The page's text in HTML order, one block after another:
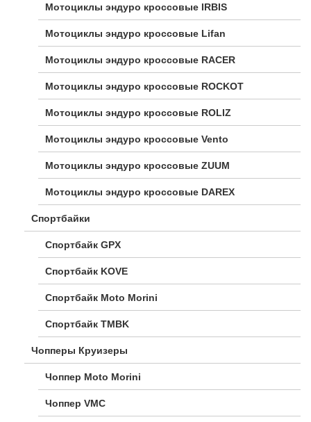
Мотоциклы эндуро кроссовые IRBIS
Мотоциклы эндуро кроссовые Lifan
Мотоциклы эндуро кроссовые RACER
Мотоциклы эндуро кроссовые ROCKOT
Мотоциклы эндуро кроссовые ROLIZ
Мотоциклы эндуро кроссовые Vento
Мотоциклы эндуро кроссовые ZUUM
Мотоциклы эндуро кроссовые DAREX
Спортбайки
Спортбайк GPX
Спортбайк KOVE
Спортбайк Moto Morini
Спортбайк TMBK
Чопперы Круизеры
Чоппер Moto Morini
Чоппер VMC